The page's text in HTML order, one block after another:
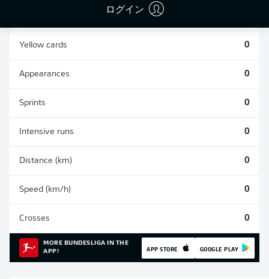
ログイン
Yellow cards 0
Appearances 0
Sprints 0
Intensive runs 0
Distance (km) 0
Speed (km/h) 0
Crosses 0
MORE BUNDESLIGA IN THE
APP!
APP STORE GOOGLE PLAY